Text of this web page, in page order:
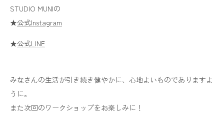
STUDIO MUNIの
★公式Instagram
★公式LINE
みなさんの生活が引き続き健やかに、心地よいものでありますよ
うに。
また次回のワークショップをお楽しみに！